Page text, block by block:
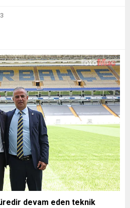
3
devam eden teknik